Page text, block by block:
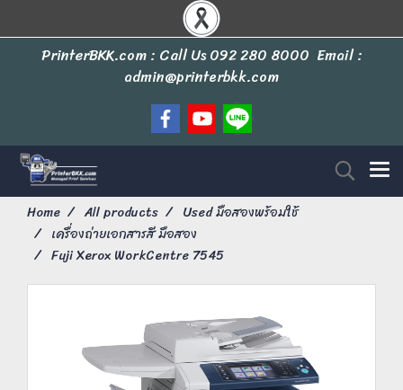
PrinterBKK.com : Call Us092 280 8000 Email :
admin@printerbkk.com
Home All products
Used มือสองพร้อมใช้
เครื่องถ่ายเอกสารสี มือสอง
Fuji Xerox WorkCentre 7545